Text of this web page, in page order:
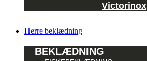
Victorinox
Herre beklædning
BEKLÆDNING